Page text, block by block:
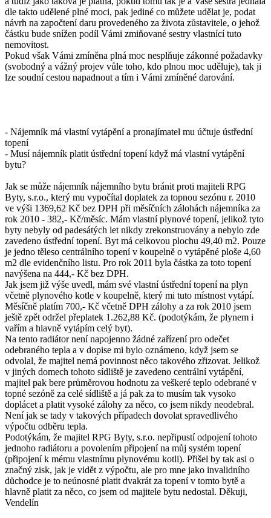
dle takto udělené plné moci, pak jediné co můžete udělat je, podat
návrh na započtení daru provedeného za života zůstavitele, o jehož
částku bude snížen podíl Vámi zmiňované sestry vlastnící tuto
nemovitost.
Pokud však Vámi zmíněna plná moc nesplňuje zákonné požadavky
(svobodný a vážný projev vůle toho, kdo plnou moc uděluje), tak ji
lze soudní cestou napadnout a tím i Vámi zmíněné darování.
- Nájemník má vlastní vytápění a pronajímatel mu účtuje ústřední
topení
- Musí nájemník platit ústřední topení když má vlastní vytápění
bytu?
Jak se může nájemník nájemního bytu bránit proti majiteli RPG
Byty, s.r.o., který mu vypočítal doplatek za topnou sezónu r. 2010
ve výši 1369,62 Kč bez DPH při měsíčních zálohách nájemníka za
rok 2010 - 382,- Kč/měsíc. Mám vlastní plynové topení, jelikož tyto
byty nebyly od padesátých let nikdy zrekonstruovány a nebylo zde
zavedeno ústřední topení. Byt má celkovou plochu 49,40 m2. Pouze
je jedno těleso centrálního topení v koupelně o vytápěné ploše 4,60
m2 dle evidenčního listu. Pro rok 2011 byla částka za toto topení
navýšena na 444,- Kč bez DPH.
Jak jsem již výše uvedl, mám své vlastní ústřední topení na plyn
včetně plynového kotle v koupelně, který mi tuto místnost vytápí.
Měsíčně platím 700,- Kč včetně DPH zálohy a za rok 2010 jsem
ještě zpět održel přeplatek 1.262,88 Kč. (podotýkám, že plynem i
vařím a hlavně vytápím celý byt).
Na tento radiátor není napojenno žádné zařízení pro odečet
odebraného tepla a v dopise mi bylo oznámeno, když jsem se
odvolal, že majitel nemá povinnost něco takového zřizovat. Jelikož
v jiných domech tohoto sídliště je zavedeno centrální vytápění,
majitel pak bere průměrovou hodnotu za veškeré teplo odebrané v
topné sezóně za celé sídliště a já pak za to musím tak vysoko
doplácet a platit vysoké zálohy za něco, co jsem nikdy neodebral.
Není jak se tady v takových případech dovolat spravedlivého
výpočtu odběru tepla.
Podotýkám, že majitel RPG Byty, s.r.o. nepřipustí odpojení tohoto
jednoho radiátoru a povolením připojení na můj systém topení
(připojení k mému vlastnímu plynovému kotli). Přišel by tak asi o
značný zisk, jak je vidět z výpočtu, ale pro mne jako invalidního
důchodce je to neúnosné platit dvakrát za topení v tomto bytě a
hlavně platit za něco, co jsem od majitele bytu nedostal. Děkuji,
Vendelín